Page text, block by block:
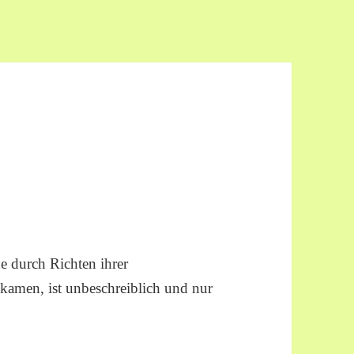
durch Richten ihrer
ist unbeschreiblich und nur